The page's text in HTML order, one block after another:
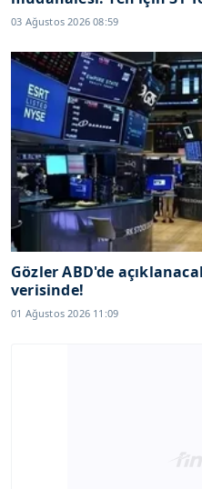
03 Ağustos 2026 08:59
Gözler ABD'de
verisinde!
01 Ağustos 2026 11:09